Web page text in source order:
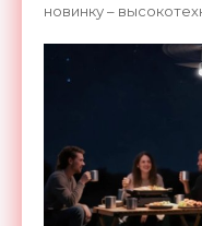
новинку –